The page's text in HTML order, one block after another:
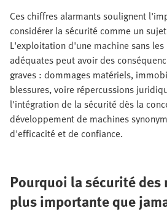
Ces chiffres alarmants soulignent
considérer la sécurité comme un
L'exploitation d'une machine sans
adéquates peut avoir des
graves : dommages matériels,
blessures, voire répercussions
l'intégration de la sécurité dès la
développement de machines
d'efficacité et de confiance.
Pourquoi la sécurité des
plus importante que